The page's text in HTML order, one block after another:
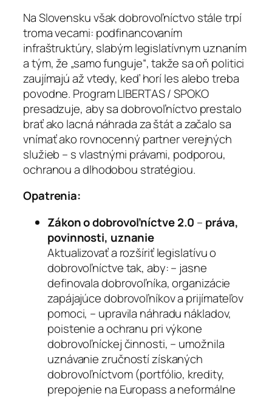
Na Slovensku však dobrovoľníctvo stále trpí
troma vecami: podfinancovaním
infraštruktúry, slabým legislatívnym uznaním
a tým, že „samo funguje“, takže sa oň politici
zaujímajú až vtedy, keď horí les alebo treba
povodne. Program LIBERTAS / SPOKO
presadzuje, aby sa dobrovoľníctvo prestalo
brať ako lacná náhrada za štát a začalo sa
vnímať ako rovnocenný partner verejných
služieb – s vlastnými právami, podporou,
ochranou a dlhodobou stratégiou.
Opatrenia:
Zákon o dobrovoľníctve 2.0 – práva,
povinnosti, uznanie
Aktualizovať a rozšíriť legislatívu o
dobrovoľníctve tak, aby: – jasne
definovala dobrovoľníka, organizácie
zapájajúce dobrovoľníkov a prijímateľov
pomoci, – upravila náhradu nákladov,
poistenie a ochranu pri výkone
dobrovoľníckej činnosti, – umožnila
uznávanie zručností získaných
dobrovoľníctvom (portfólio, kredity,
prepojenie na Europass a neformálne